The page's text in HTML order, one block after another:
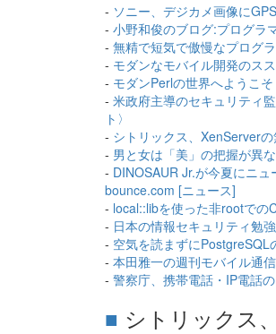
- ソニー、デジカメ画像に
- 小野和俊のブログ:プログラ
- 無精で短気で傲慢なプログ
- モダンなモバイル開発のス
- モダンPerlの世界へようこ
- 米政府主導のセキュリティ
ト〉
- シトリックス、XenServer
- 男と女は「美」の把握が異
- DINOSAUR Jr.が今夏にニ
bounce.com [ニュース]
- local::libを使った非rootでの
- 日本の情報セキュリティ勉
- 空気を読まずに
- 本田雅一の週刊モバイル通
- 警察庁、携帯電話・IP電話
■ シトリックス